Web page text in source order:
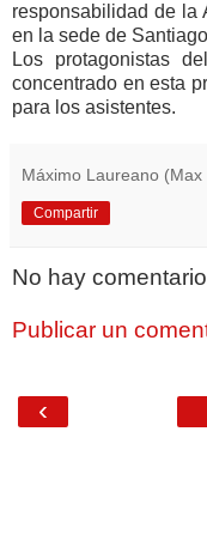
responsabilidad de la
en la sede de
Los protagonistas
concentrado en esta
para los asistentes.
Máximo Laureano (Max
Compartir
No hay
Publicar un
‹